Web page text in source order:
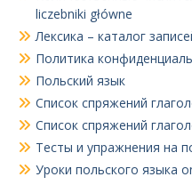
liczebniki główne
Лексика – каталог
Политика
Польский язык
Список спряжений
Список спряжений
Тесты и упражнения на
Уроки польского языка